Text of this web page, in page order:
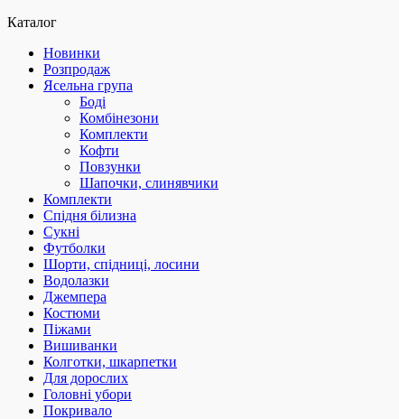
Каталог
Новинки
Розпродаж
Ясельна група
Боді
Комбінезони
Комплекти
Кофти
Повзунки
Шапочки, слинявчики
Комплекти
Спідня білизна
Сукні
Футболки
Шорти, спідниці, лосини
Водолазки
Джемпера
Костюми
Піжами
Вишиванки
Колготки, шкарпетки
Для дорослих
Головні убори
Покривало